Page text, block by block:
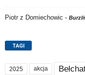
Piotr z Domiechowic -
TAGI
2025 akcja